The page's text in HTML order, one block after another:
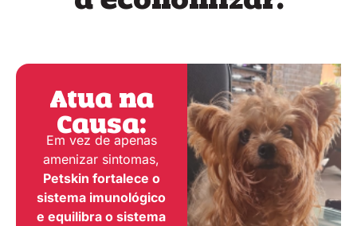
Atua na
Causa:
Em vez de apenas
amenizar sintomas,
Petskin fortalece o
sistema imunológico
e equilibra o sistema